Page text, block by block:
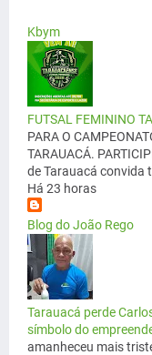
Kbym
FUTSAL FEMININO
PARA O
TARAUACÁ.
de Tarauacá convida
Há 23 horas
Blog do João Rego
Tarauacá perde
símbolo do
amanheceu mais